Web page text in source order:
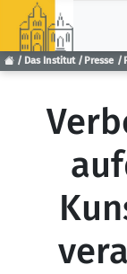
Das Institut Presse